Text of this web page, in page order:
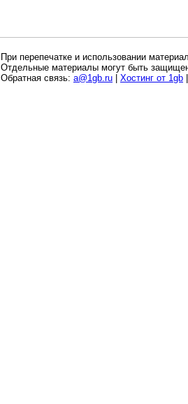
При перепечатке и использовании
Отдельные материалы могут быть
Обратная связь: a@1gb.ru Хостинг от 1gb